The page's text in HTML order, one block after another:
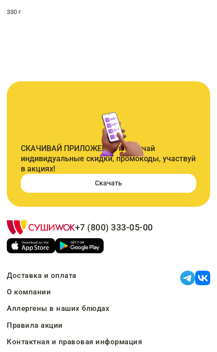
330 г
СКАЧИВАЙ ПРИЛОЖЕНИЕ и получай
индивидуальные скидки, промокоды, участвуй
в акциях!
Скачать
+7 (800) 333-05-00
Доставка и оплата
О компании
Аллергены в наших блюдах
Правила акции
Контактная и правовая информация